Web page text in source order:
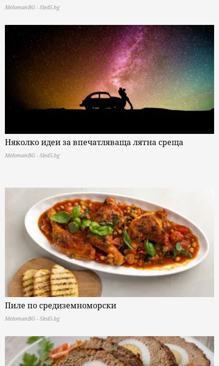
MelomanBG - Sled5.bg
Няколко идеи за впечатляваща лятна среща
MelomanBG - Sled5.bg
Пиле по средиземноморски
MelomanBG - Sled5.bg